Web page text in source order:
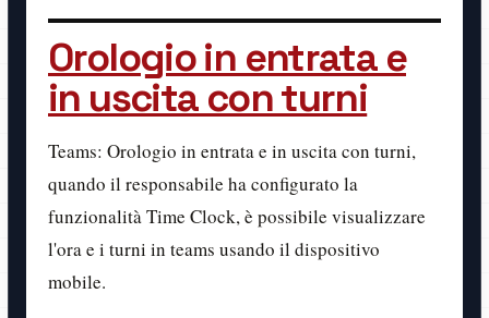
Orologio in entrata e
in uscita con turni
Teams: Orologio in entrata e in uscita con turni,
quando il responsabile ha configurato la
funzionalità Time Clock, è possibile visualizzare
l'ora e i turni in teams usando il dispositivo
mobile.